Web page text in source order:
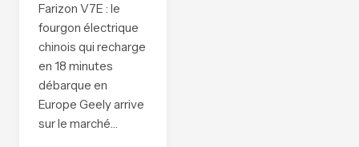
Farizon V7E : le
fourgon électrique
chinois qui recharge
en 18 minutes
débarque en
Europe Geely arrive
sur le marché…